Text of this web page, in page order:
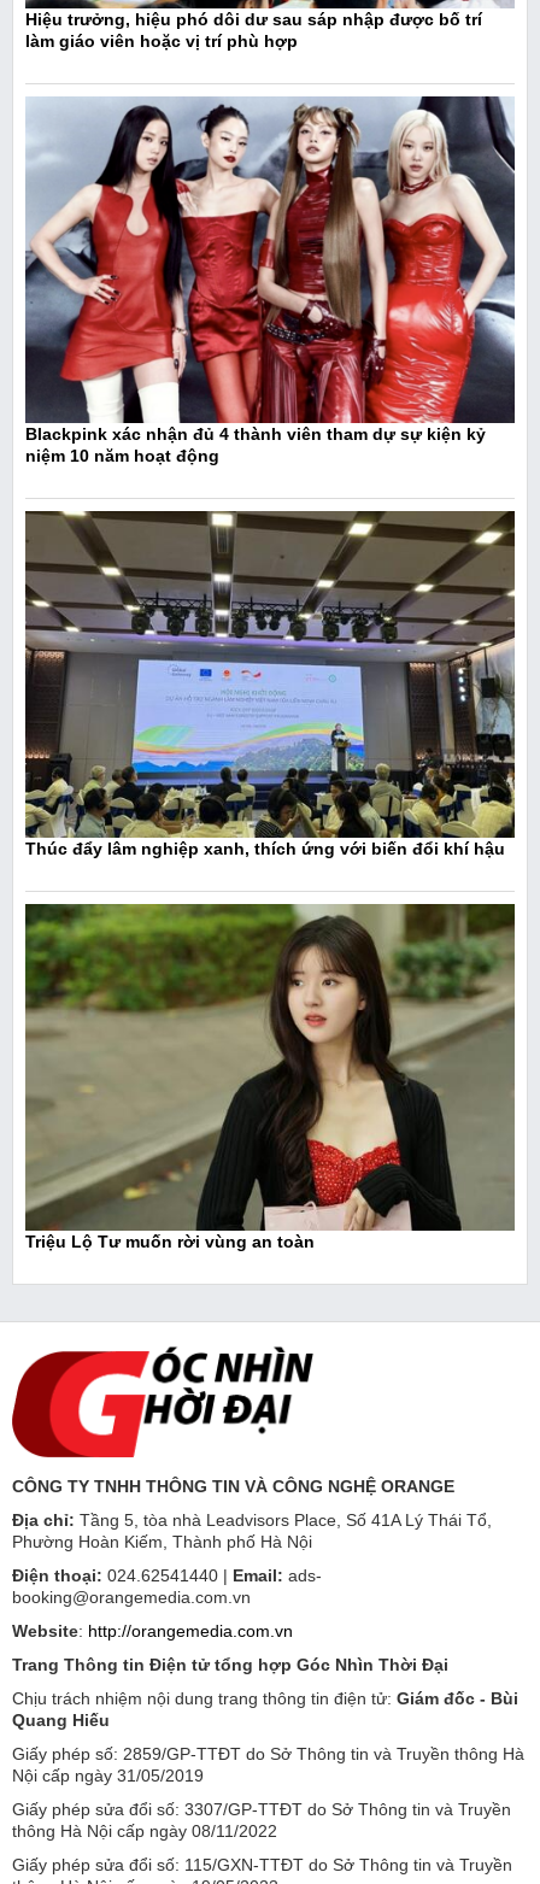
Hiệu trưởng, hiệu phó dôi dư sau sáp nhập được bố trí
làm giáo viên hoặc vị trí phù hợp
Blackpink xác nhận đủ 4 thành viên tham dự sự kiện kỷ
niệm 10 năm hoạt động
Thúc đẩy lâm nghiệp xanh, thích ứng với biến đổi khí hậu
Triệu Lộ Tư muốn rời vùng an toàn
CÔNG TY TNHH THÔNG TIN VÀ CÔNG NGHỆ ORANGE
Địa chỉ: Tầng 5, tòa nhà Leadvisors Place, Số 41A Lý Thái Tổ,
Phường Hoàn Kiếm, Thành phố Hà Nội
Điện thoại: 024.62541440 | Email: ads-
booking@orangemedia.com.vn
Website: http://orangemedia.com.vn
Trang Thông tin Điện tử tổng hợp Góc Nhìn Thời Đại
Chịu trách nhiệm nội dung trang thông tin điện tử: Giám đốc - Bùi
Quang Hiếu
Giấy phép số: 2859/GP-TTĐT do Sở Thông tin và Truyền thông Hà
Nội cấp ngày 31/05/2019
Giấy phép sửa đổi số: 3307/GP-TTĐT do Sở Thông tin và Truyền
thông Hà Nội cấp ngày 08/11/2022
Giấy phép sửa đổi số: 115/GXN-TTĐT do Sở Thông tin và Truyền